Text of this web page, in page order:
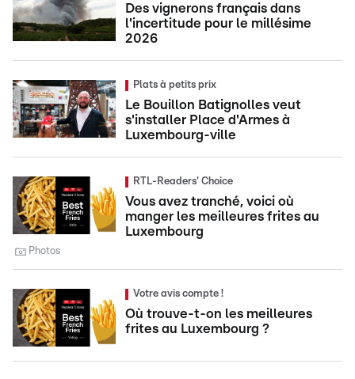
Des vignerons français dans
l'incertitude pour le millésime
2026
Plats à petits prix
Le Bouillon Batignolles veut
s'installer Place d'Armes à
Luxembourg-ville
RTL-Readers' Choice
Vous avez tranché, voici où
manger les meilleures frites au
Luxembourg
Photos
Votre avis compte !
Où trouve-t-on les meilleures
frites au Luxembourg ?